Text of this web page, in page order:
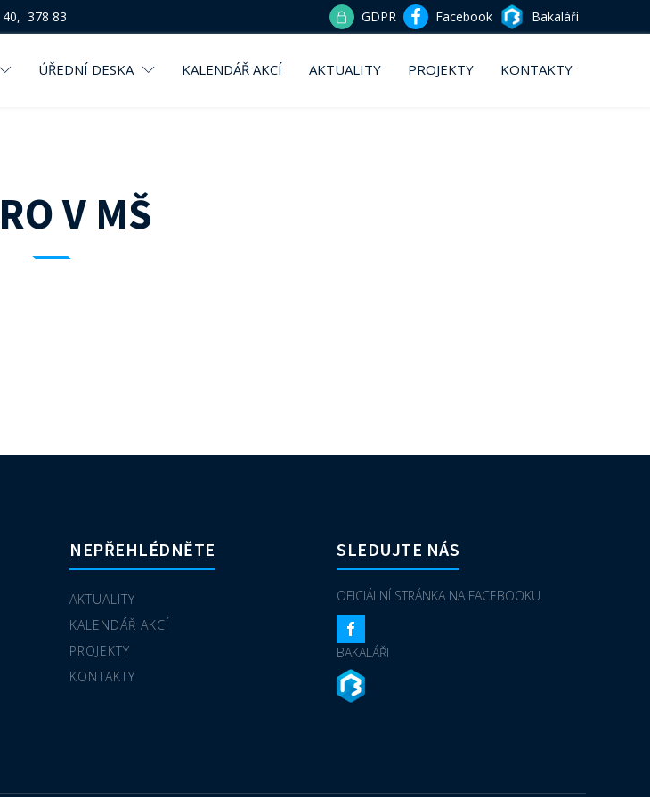
40, 378 83 GDPR Facebook Bakaláři
ÚŘEDNÍ DESKA KALENDÁŘ AKCÍ AKTUALITY PROJEKTY KONTAKTY
V MŠ
NEPŘEHLÉDNĚTE
AKTUALITY
KALENDÁŘ AKCÍ
PROJEKTY
KONTAKTY
SLEDUJTE NÁS
OFICIÁLNÍ STRÁNKA NA FACEBOOKU
BAKALÁŘI